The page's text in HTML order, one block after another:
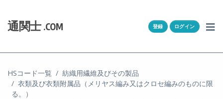
通関士 .COM 登録 ログイン
HSコード一覧
紡織用繊維及びその製品
衣類及び衣類附属品（メリヤス編み又はクロセ編みのものに限
る。）
通関Ｑ＆Ａ